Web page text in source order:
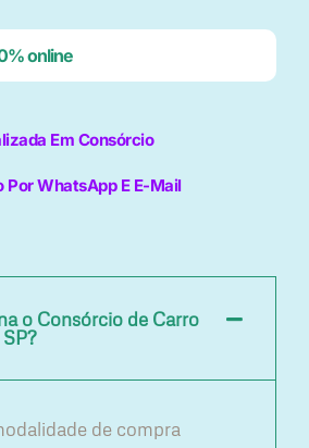
online
Em Consórcio
Por WhatsApp E E-Mail
o Consórcio de Carro
de compra